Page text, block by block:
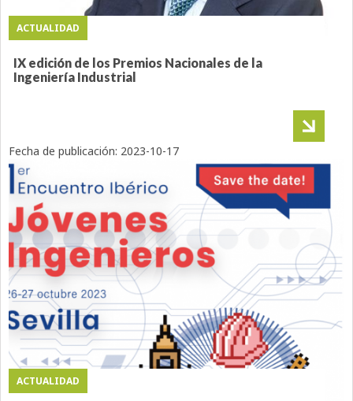
ACTUALIDAD
IX edición de los Premios Nacionales de la
Ingeniería Industrial
ACTUALIDAD
Fecha de publicación: 2023-10-17